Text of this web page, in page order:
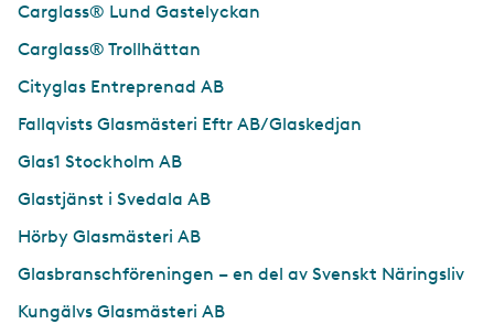
Carglass® Lund Gastelyckan
Carglass® Trollhättan
Cityglas Entreprenad AB
Fallqvists Glasmästeri Eftr AB/Glaskedjan
Glas1 Stockholm AB
Glastjänst i Svedala AB
Hörby Glasmästeri AB
Glasbranschföreningen – en del av Svenskt Näringsliv
Kungälvs Glasmästeri AB